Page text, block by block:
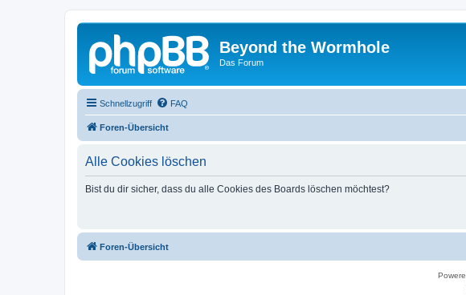
Beyond the Wormhole
Das Forum
Schnellzugriff FAQ
Foren-Übersicht
Alle Cookies löschen
Bist du dir sicher, dass du alle Cookies des Boards löschen möchtest?
Foren-Übersicht